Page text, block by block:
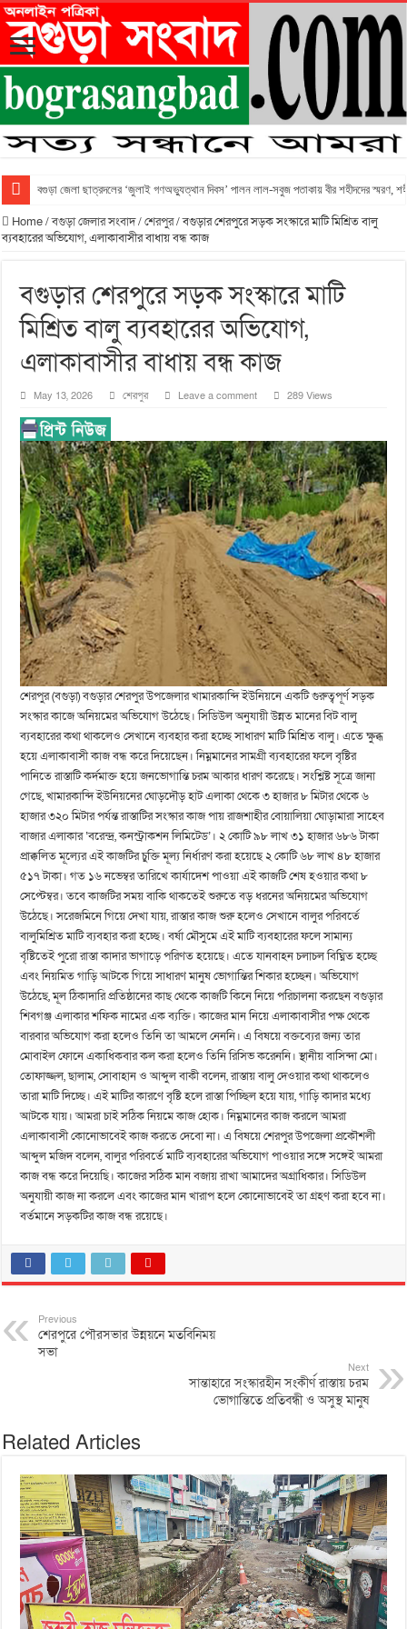
বগুড়া জেলা ছাত্রদলের ‘জুলাই গণঅভ্যুত্থান দিবস’ পালন লাল-সবুজ পতাকায় বীর শহীদদের স্মরণ,
Home/বগুড়া জেলার সংবাদ/শেরপুর/বগুড়ার শেরপুরে সড়ক সংস্কারে মাটি মিশ্রিত বালু
ব্যবহারের অভিযোগ, এলাকাবাসীর বাধায় বন্ধ কাজ
বগুড়ার শেরপুরে সড়ক সংস্কারে মাটি
মিশ্রিত বালু ব্যবহারের অভিযোগ,
এলাকাবাসীর বাধায় বন্ধ কাজ
May 13, 2026 শেরপুর Leave a comment 289 Views
শেরপুর (বগুড়া) বগুড়ার শেরপুর উপজেলার খামারকান্দি ইউনিয়নে একটি গুরুত্বপূর্ণ সড়ক
সংস্কার কাজে অনিয়মের অভিযোগ উঠেছে। সিডিউল অনুযায়ী উন্নত মানের বিট বালু
ব্যবহারের কথা থাকলেও সেখানে ব্যবহার করা হচ্ছে সাধারণ মাটি মিশ্রিত বালু। এতে ক্ষুব্ধ
হয়ে এলাকাবাসী কাজ বন্ধ করে দিয়েছেন। নিম্নমানের সামগ্রী ব্যবহারের ফলে বৃষ্টির
পানিতে রাস্তাটি কর্দমাক্ত হয়ে জনভোগান্তি চরম আকার ধারণ করেছে। সংশ্লিষ্ট সূত্রে জানা
গেছে, খামারকান্দি ইউনিয়নের ঘোড়দৌড় হাট এলাকা থেকে ৩ হাজার ৮ মিটার থেকে ৬
হাজার ৩২০ মিটার পর্যন্ত রাস্তাটির সংস্কার কাজ পায় রাজশাহীর বোয়ালিয়া ঘোড়ামারা সাহেব
বাজার এলাকার ‘বরেন্দ্র, কনস্ট্রাকশন লিমিটেড’। ২ কোটি ৯৮ লাখ ৩১ হাজার ৬৮৬ টাকা
প্রাক্কলিত মূল্যের এই কাজটির চুক্তি মূল্য নির্ধারণ করা হয়েছে ২ কোটি ৬৮ লাখ ৪৮ হাজার
৫১৭ টাকা। গত ১৬ নভেম্বর তারিখে কার্যাদেশ পাওয়া এই কাজটি শেষ হওয়ার কথা ৮
সেপ্টেম্বর। তবে কাজটির সময় বাকি থাকতেই শুরুতে বড় ধরনের অনিয়মের অভিযোগ
উঠেছে। সরেজমিনে গিয়ে দেখা যায়, রাস্তার কাজ শুরু হলেও সেখানে বালুর পরিবর্তে
বালুমিশ্রিত মাটি ব্যবহার করা হচ্ছে। বর্ষা মৌসুমে এই মাটি ব্যবহারের ফলে সামান্য
বৃষ্টিতেই পুরো রাস্তা কাদার ভাগাড়ে পরিণত হয়েছে। এতে যানবাহন চলাচল বিঘ্নিত হচ্ছে
এবং নিয়মিত গাড়ি আটকে গিয়ে সাধারণ মানুষ ভোগান্তির শিকার হচ্ছেন। অভিযোগ
উঠেছে, মূল ঠিকাদারি প্রতিষ্ঠানের কাছ থেকে কাজটি কিনে নিয়ে পরিচালনা করছেন বগুড়ার
শিবগঞ্জ এলাকার শফিক নামের এক ব্যক্তি। কাজের মান নিয়ে এলাকাবাসীর পক্ষ থেকে
বারবার অভিযোগ করা হলেও তিনি তা আমলে নেননি। এ বিষয়ে বক্তব্যের জন্য তার
মোবাইল ফোনে একাধিকবার কল করা হলেও তিনি রিসিভ করেননি। স্থানীয় বাসিন্দা মো।
তোফাজ্জল, ছালাম, সোবাহান ও আব্দুল বাকী বলেন, রাস্তায় বালু দেওয়ার কথা থাকলেও
তারা মাটি দিচ্ছে। এই মাটির কারণে বৃষ্টি হলে রাস্তা পিচ্ছিল হয়ে যায়, গাড়ি কাদার মধ্যে
আটকে যায়। আমরা চাই সঠিক নিয়মে কাজ হোক। নিম্নমানের কাজ করলে আমরা
এলাকাবাসী কোনোভাবেই কাজ করতে দেবো না। এ বিষয়ে শেরপুর উপজেলা প্রকৌশলী
আব্দুল মজিদ বলেন, বালুর পরিবর্তে মাটি ব্যবহারের অভিযোগ পাওয়ার সঙ্গে সঙ্গেই আমরা
কাজ বন্ধ করে দিয়েছি। কাজের সঠিক মান বজায় রাখা আমাদের অগ্রাধিকার। সিডিউল
অনুযায়ী কাজ না করলে এবং কাজের মান খারাপ হলে কোনোভাবেই তা গ্রহণ করা হবে না।
বর্তমানে সড়কটির কাজ বন্ধ রয়েছে।
Previous
শেরপুরে পৌরসভার উন্নয়নে মতবিনিময়
সভা
Next
সান্তাহারে সংস্কারহীন সংকীর্ণ রাস্তায় চরম
ভোগান্তিতে প্রতিবন্ধী ও অসুস্থ মানুষ
Related Articles